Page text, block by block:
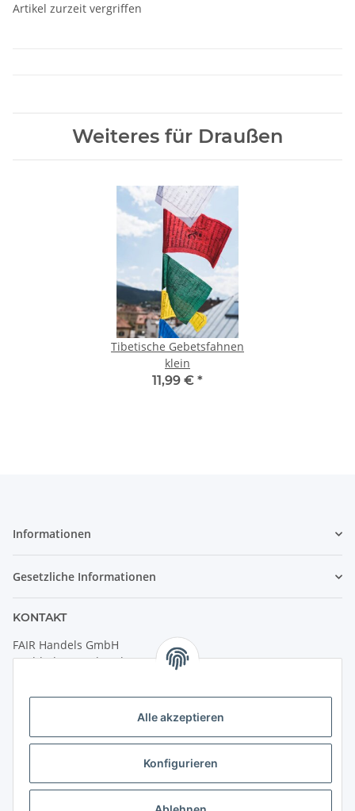
Alle akzeptieren
Konfigurieren
Artikel zurzeit vergriffen
Weiteres für Draußen
Tibetische Gebetsfahnen
klein
11,99 € *
Informationen
Gesetzliche Informationen
KONTAKT
FAIR Handels GmbH
(Weltladen Innsbruck)
6020 Innsbruck
Öffnungszeiten: